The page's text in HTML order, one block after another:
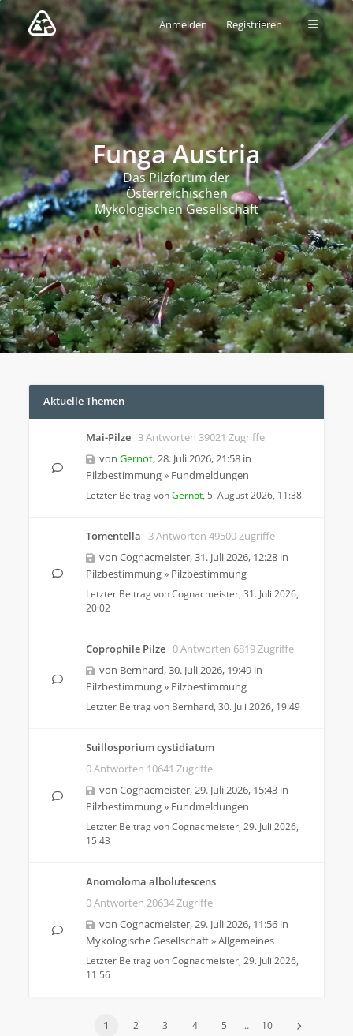
Anmelden Registrieren
Funga Austria
Das Pilzforum der
Österreichischen
Mykologischen Gesellschaft
Aktuelle Themen
Mai-Pilze 3 Antworten 39021 Zugriffe
von Gernot,28. Juli 2026, 21:58 in
Pilzbestimmung» Fundmeldungen
Letzter Beitrag vonGernot, 5. August 2026, 11:38
Tomentella
3 Antworten 49500 Zugriffe
von Cognacmeister,31. Juli 2026, 12:28 in
Pilzbestimmung» Pilzbestimmung
Letzter Beitrag vonCognacmeister, 31. Juli 2026,
20:02
Coprophile Pilze 0 Antworten 6819 Zugriffe
von Bernhard,30. Juli 2026, 19:49 in
Pilzbestimmung» Pilzbestimmung
Letzter Beitrag von Bernhard, 30. Juli 2026, 19:49
Suillosporium cystidiatum
0 Antworten 10641 Zugriffe
von Cognacmeister,29. Juli 2026, 15:43 in
Pilzbestimmung» Fundmeldungen
Letzter Beitrag vonCognacmeister, 29. Juli 2026,
15:43
Anomoloma albolutescens
0 Antworten 20634 Zugriffe
von Cognacmeister,29. Juli 2026, 11:56 in
Mykologische Gesellschaft»Allgemeines
Letzter Beitrag vonCognacmeister, 29. Juli 2026,
11:56
1 2 3 4 5 … 10